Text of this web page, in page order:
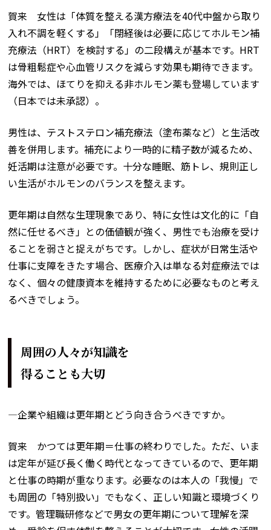
賀来 女性は「体質を整える漢方療法を40代中盤から取り
入れ不調を軽くする」「閉経後は必要に応じてホルモン補
充療法（HRT）を検討する」の二段構えが基本です。HRT
は骨粗鬆症や心血管リスクを減らす効果も期待できます。
海外では、ほてりを抑える非ホルモン薬も登場しています
（日本では未承認）。
男性は、テストステロン補充療法（塗布薬など）と生活改
善を併用します。補充により一時的に精子数が減るため、
妊活期は注意が必要です。十分な睡眠、筋トレ、規則正し
い生活がホルモンのバランスを整えます。
更年期は自然な生理現象であり、特に女性は文化的に「自
然に任せるべき」との価値観が強く、男性でも治療を受け
ることを弱さと捉えがちです。しかし、症状が日常生活や
仕事に支障をきたす場合、医療介入は単なる対症療法では
なく、個々の健康資本を維持するために必要なものと考え
るべきでしょう。
周囲の人々が知識を
得ることも大切
―企業や組織は更年期とどう向き合うべきですか。
賀来 かつては更年期＝仕事の終わりでした。ただ、いま
は定年が延び長く働く時代となってきているので、更年期
と仕事の時期が重なります。必要なのは本人の「我慢」で
も周囲の「特別扱い」でもなく、正しい知識と環境づくり
です。管理職研修などで男女の更年期について理解を深